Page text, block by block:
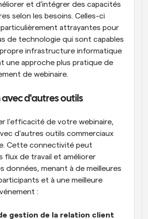
et d'intégrer des capacités
selon les besoins. Celles-ci
attrayantes pour
de technologie qui sont capables
infrastructure informatique
une approche plus pratique de
de webinaire.
d'autres outils
l'efficacité de votre webinaire,
d'autres outils commerciaux
Cette connectivité peut
flux de travail et améliorer
données, menant à de meilleures
et à une meilleure
:
gestion de la relation client